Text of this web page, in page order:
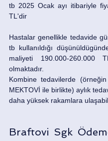
tb 2025 Ocak ayı itibariyle
TL'dir
Hastalar genellikle tedavide
tb kullanıldığı
maliyeti 190.000-260.000
olmaktadır.
Kombine tedavilerde
MEKTOVİ ile birlikte) aylık
daha yüksek rakamlara
Braftovi Sgk